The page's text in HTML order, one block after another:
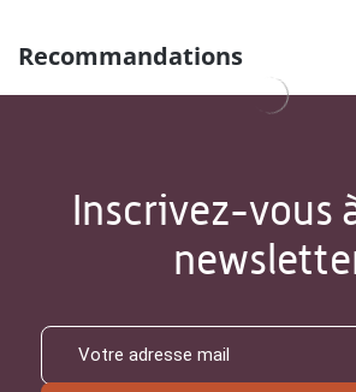
Recommandations
Inscrivez-vous